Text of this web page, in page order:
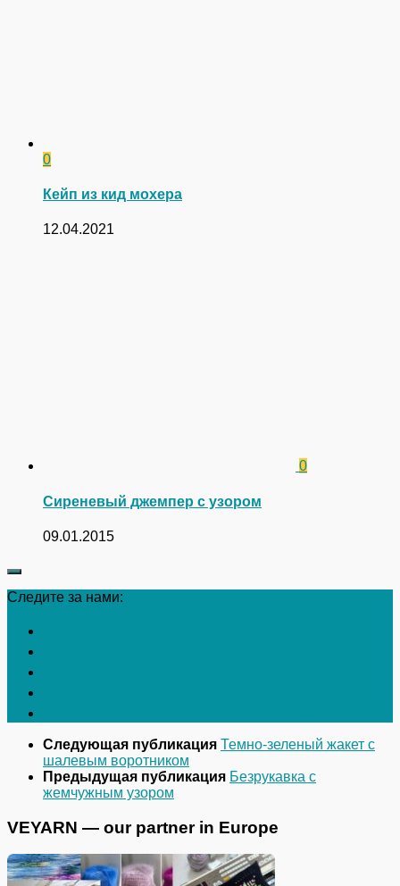
0
Кейп из кид мохера
12.04.2021
0
Сиреневый джемпер с узором
09.01.2015
Следите за нами:
Следующая публикация Темно-зеленый жакет с
шалевым воротником
Предыдущая публикация Безрукавка с
жемчужным узором
VEYARN — our partner in Europe